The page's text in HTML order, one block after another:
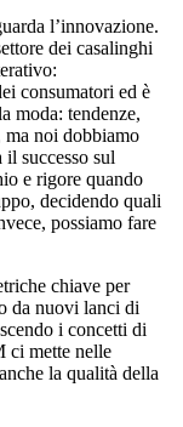
l’innovazione.
dei casalinghi
consumatori ed è
moda: tendenze,
noi dobbiamo
successo sul
e rigore quando
decidendo quali
possiamo fare
chiave per
da nuovi lanci di
i concetti di
ci mette nelle
la qualità della